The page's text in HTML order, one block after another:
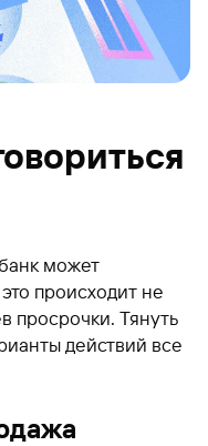
может
происходит не
просрочки. Тянуть
действий все